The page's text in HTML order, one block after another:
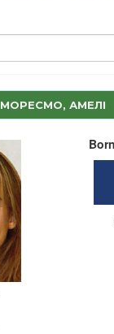
МОРЕСМО, АМЕЛІ